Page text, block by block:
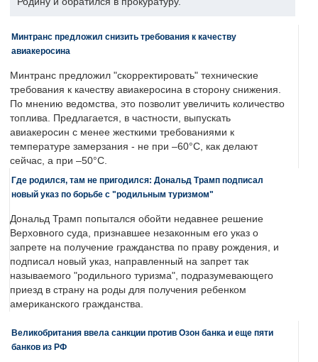
Минтранс предложил снизить требования к качеству
авиакеросина
Минтранс предложил "скорректировать" технические
требования к качеству авиакеросина в сторону снижения.
По мнению ведомства, это позволит увеличить количество
топлива. Предлагается, в частности, выпускать
авиакеросин с менее жесткими требованиями к
температуре замерзания - не при –60°C, как делают
сейчас, а при –50°C.
Где родился, там не пригодился: Дональд Трамп подписал
новый указ по борьбе с "родильным туризмом"
Дональд Трамп попытался обойти недавнее решение
Верховного суда, признавшее незаконным его указ о
запрете на получение гражданства по праву рождения, и
подписал новый указ, направленный на запрет так
называемого "родильного туризма", подразумевающего
приезд в страну на роды для получения ребенком
американского гражданства.
Великобритания ввела санкции против Озон банка и еще пяти
банков из РФ